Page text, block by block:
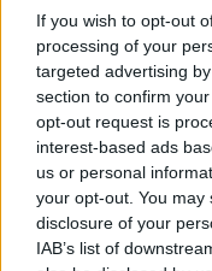
If you wish to opt-out
processing of your
targeted advertising
section to confirm
opt-out request is
interest-based ads
us or personal
your opt-out. You
disclosure of your
IAB’s list of
massimo, quindi, a
sarebbe il caso di
pneumatici nuovi.
realmente la
per non ricevere
La data
legge